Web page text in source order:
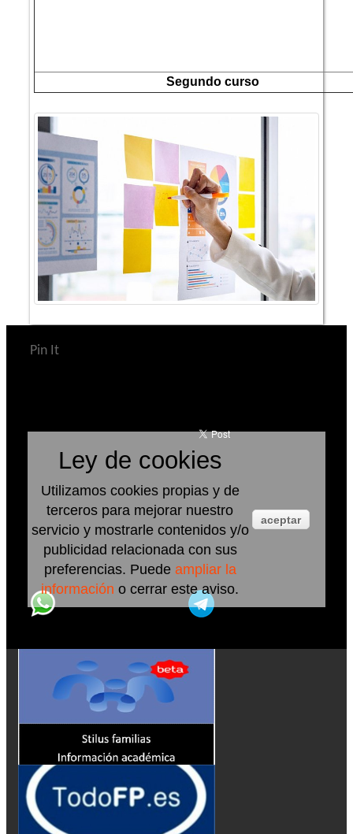
Segundo curso
Pin It
Ley de cookies
Utilizamos cookies propias y de
terceros para mejorar nuestro
servicio y mostrarle contenidos y/o
publicidad relacionada con sus
preferencias. Puede ampliar la
información o cerrar este aviso.
aceptar